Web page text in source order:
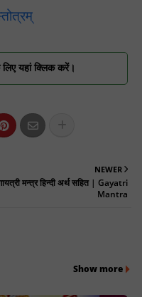
लिए यहां क्लिक करें।
NEWER
मन्त्र हिन्दी अर्थ सहित | Gayatri
Mantra
Show more